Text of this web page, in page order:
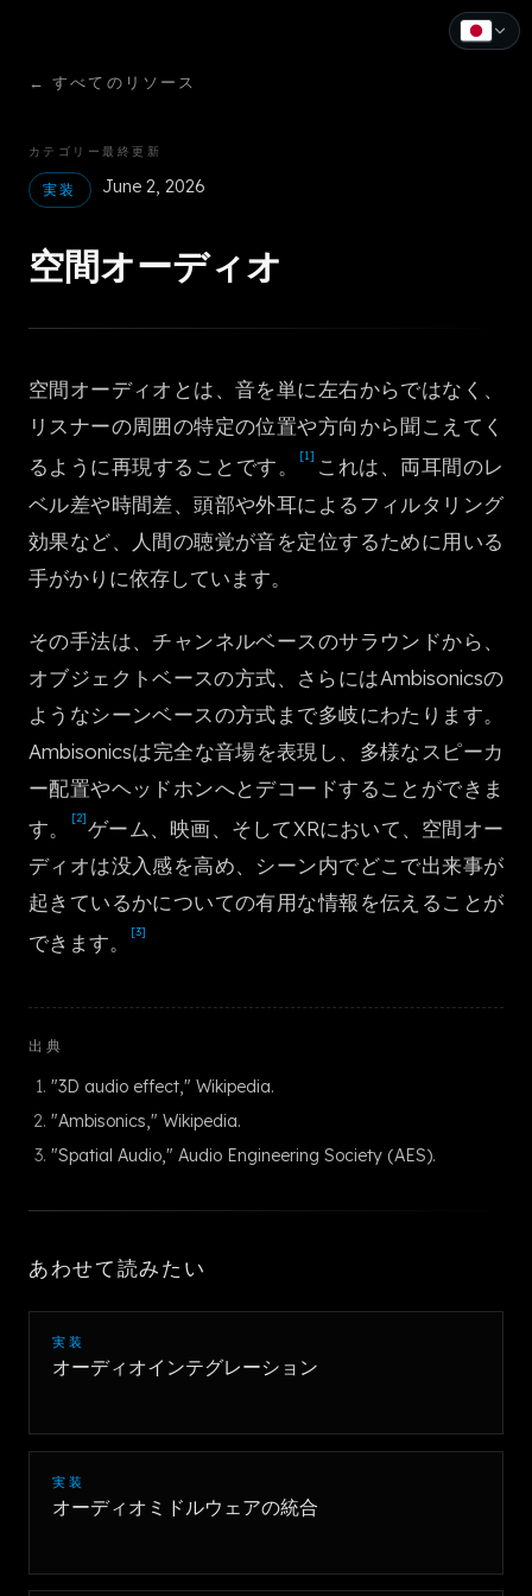
← すべてのリソース
カテゴリー
実装
最終更新
June 2, 2026
空間オーディオ
空間オーディオとは、音を単に左右からではなく、
リスナーの周囲の特定の位置や方向から聞こえてく
るように再現することです。
[1] これは、両耳間のレ
ベル差や時間差、頭部や外耳によるフィルタリング
効果など、人間の聴覚が音を定位するために用いる
手がかりに依存しています。
その手法は、チャンネルベースのサラウンドから、
オブジェクトベースの方式、さらにはAmbisonicsの
ようなシーンベースの方式まで多岐にわたります。
Ambisonicsは完全な音場を表現し、多様なスピーカ
ー配置やヘッドホンへとデコードすることができま
す。
[2]ゲーム、映画、そしてXRにおいて、空間オー
ディオは没入感を高め、シーン内でどこで出来事が
起きているかについての有用な情報を伝えることが
できます。
[3]
出典
"3D audio effect," Wikipedia.
"Ambisonics," Wikipedia.
"Spatial Audio," Audio Engineering Society (AES).
あわせて読みたい
実装
オーディオインテグレーション
実装
オーディオミドルウェアの統合
Русский
日本語
한국어